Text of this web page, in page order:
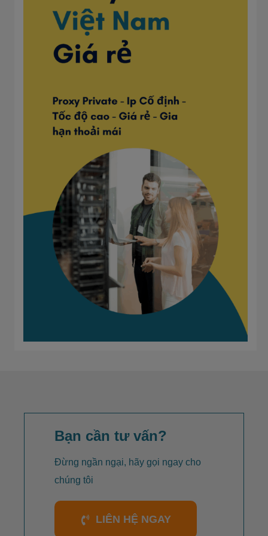
Bạn cần tư vấn?
Đừng ngần ngại, hãy gọi ngay cho
chúng tôi
LIÊN HỆ NGAY